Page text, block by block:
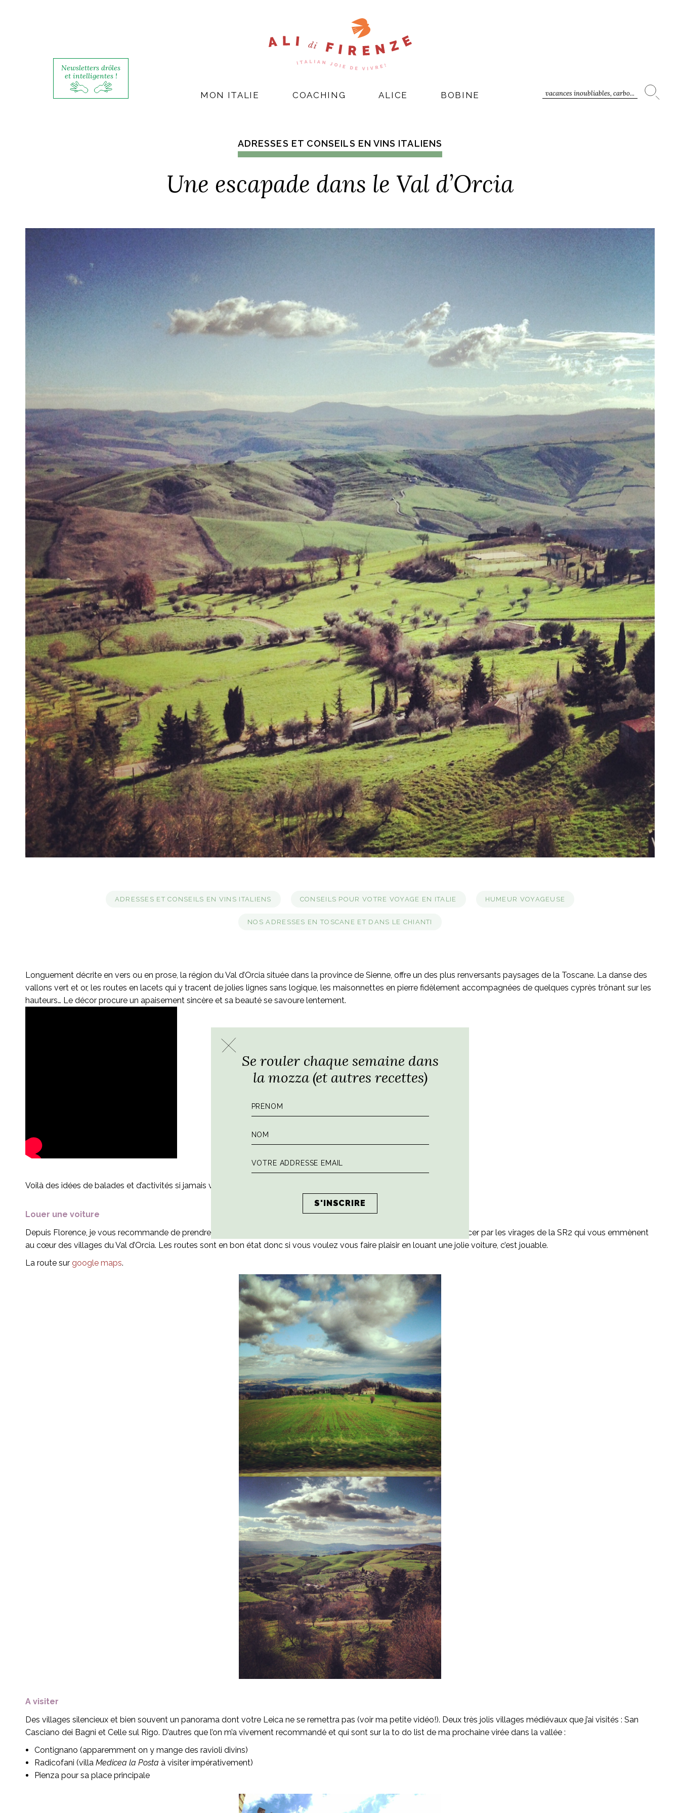
Newsletters drôles
et intelligentes !
vacances inoubliables, carbo...
MON ITALIE COACHING ALICE BOBINE
ADRESSES ET CONSEILS EN VINS ITALIENS
Une escapade dans le Val d’Orcia
ADRESSES ET CONSEILS EN VINS ITALIENS CONSEILS POUR VOTRE VOYAGE EN ITALIE HUMEUR VOYAGEUSE
NOS ADRESSES EN TOSCANE ET DANS LE CHIANTI
Longuement décrite en vers ou en prose, la région du Val d’Orcia située dans la province de Sienne, offre un des plus renversants paysages de la Toscane. La danse des
vallons vert et or, les routes en lacets qui y tracent de jolies lignes sans logique, les maisonnettes en pierre fidèlement accompagnées de quelques cyprès trônant sur les
hauteurs… Le décor procure un apaisement sincère et sa beauté se savoure lentement.
Voilà des idées de balades et d’activités si jamais vous aviez la chance de passer quelques jours dans la région =
Louer une voiture
Depuis Florence, je vous recommande de prendre la superstrada Firenze-Sienne jusqu’à Sienne, puis de vous laisser bercer par les virages de la SR2 qui vous emmènent
au cœur des villages du Val d’Orcia. Les routes sont en bon état donc si vous voulez vous faire plaisir en louant une jolie voiture, c’est jouable.
La route sur google maps.
A visiter
Des villages silencieux et bien souvent un panorama dont votre Leica ne se remettra pas (voir ma petite vidéo!). Deux très jolis villages médiévaux que j’ai visités : San
Casciano dei Bagni et Celle sul Rigo. D’autres que l’on m’a vivement recommandé et qui sont sur la to do list de ma prochaine virée dans la vallée :
Contignano (apparemment on y mange des ravioli divins)
Radicofani (villa Medicea la Posta à visiter impérativement)
Pienza pour sa place principale
Se rouler chaque semaine dans
la mozza (et autres recettes)